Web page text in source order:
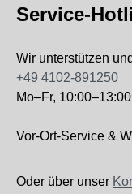
Service-
Wir unterstützen
+49 4102-891250
Mo–Fr,
Vor-Ort-Service &
Oder über unser